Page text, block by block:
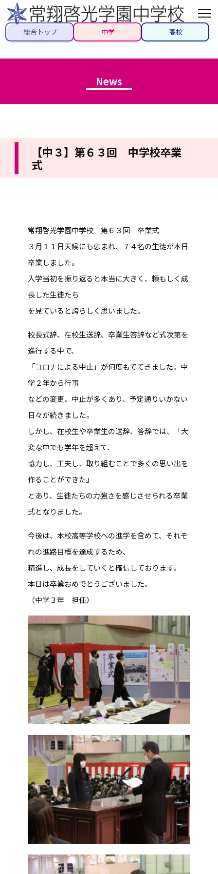
総合トップ 中学 高校
News
【中３】第６３回 中学校卒業
式
常翔啓光学園中学校 第６３回 卒業式
３月１１日天候にも恵まれ、７４名の生徒が本日
卒業しました。
入学当初を振り返ると本当に大きく、頼もしく成
長した生徒たち
を見ていると誇らしく思いました。
校長式辞、在校生送辞、卒業生答辞など式次第を
進行する中で、
「コロナによる中止」が何度もでてきました。中
学２年から行事
などの変更、中止が多くあり、予定通りいかない
日々が続きました。
しかし、在校生や卒業生の送辞、答辞では、「大
変な中でも学年を超えて、
協力し、工夫し、取り組むことで多くの思い出を
作ることができた」
とあり、生徒たちの力強さを感じさせられる卒業
式となりました。
今後は、本校高等学校への進学を含めて、それぞ
れの進路目標を達成するため、
精進し、成長をしていくと確信しております。
本日は卒業おめでとうございました。
（中学３年 担任）